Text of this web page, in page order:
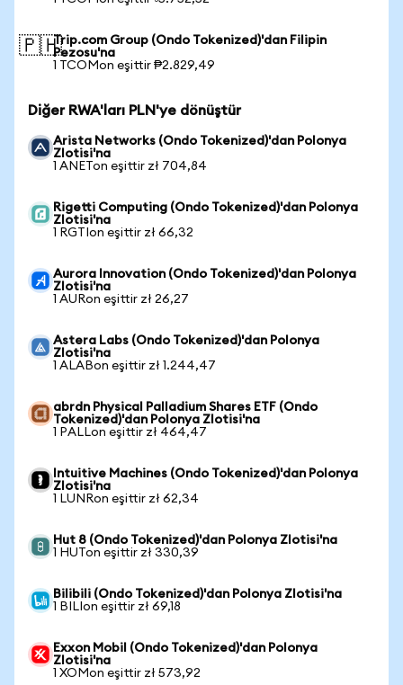
🇵🇭Trip.com Group (Ondo Tokenized)'dan Filipin
Pezosu'na
1 TCOMon eşittir ₱2.829,49
Diğer RWA'ları PLN'ye dönüştür
Arista Networks (Ondo Tokenized)'dan Polonya
Zlotisi'na
1 ANETon eşittir zł 704,84
Rigetti Computing (Ondo Tokenized)'dan Polonya
Zlotisi'na
1 RGTIon eşittir zł 66,32
Aurora Innovation (Ondo Tokenized)'dan Polonya
Zlotisi'na
1 AURon eşittir zł 26,27
Astera Labs (Ondo Tokenized)'dan Polonya
Zlotisi'na
1 ALABon eşittir zł 1.244,47
abrdn Physical Palladium Shares ETF (Ondo
Tokenized)'dan Polonya Zlotisi'na
1 PALLon eşittir zł 464,47
Intuitive Machines (Ondo Tokenized)'dan Polonya
Zlotisi'na
1 LUNRon eşittir zł 62,34
Hut 8 (Ondo Tokenized)'dan Polonya Zlotisi'na
1 HUTon eşittir zł 330,39
Bilibili (Ondo Tokenized)'dan Polonya Zlotisi'na
1 BILIon eşittir zł 69,18
Exxon Mobil (Ondo Tokenized)'dan Polonya
Zlotisi'na
1 XOMon eşittir zł 573,92